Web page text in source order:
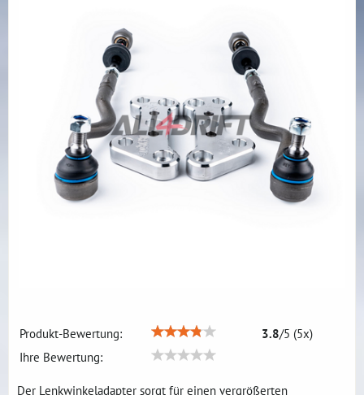
Produkt-Bewertung: 3.8/5 (5x)
Ihre Bewertung:
Der Lenkwinkeladapter sorgt für einen vergrößerten